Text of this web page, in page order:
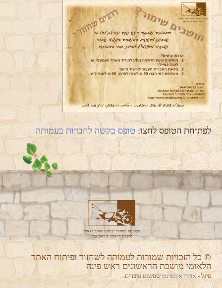
לפתיחת הטופס לחצו: טופס בקשה לחברות בעמותה
© כל הזכויות שמורות לעמותה לשחזור ופיתוח האתר
הלאומי מושבת הראשונים ראש פינה
סיגל - אתרי אינטרנט שפשוט עובדים.